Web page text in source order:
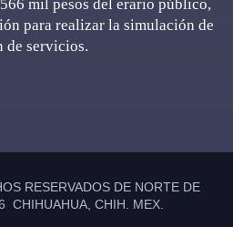
mil pesos del erario público,
para realizar la simulación de
de servicios.
RESERVADOS DE NORTE DE
CHIHUAHUA, CHIH. MEX.